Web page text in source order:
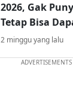
2026, Gak
Tetap Bisa
2 minggu yang lalu
ADVERTISEMENTS